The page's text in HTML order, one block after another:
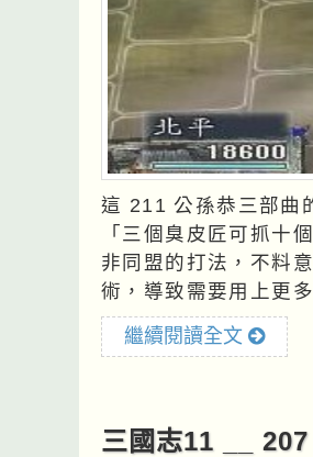
這 211 公孫恭三部曲
「三個臭皮匠可抓十
非同盟的打法，不料
術，導致需要用上更
繼續閱讀全文
三國志11 __